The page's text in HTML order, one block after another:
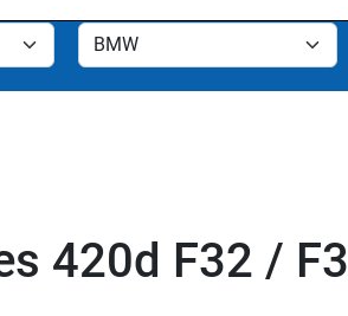
420d F32 /